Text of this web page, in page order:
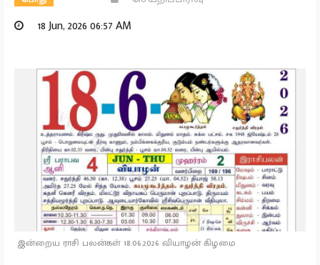
18 Jun, 2026 06:57 AM
இன்றைய ராசி பலன்கள் 18.06.2026 வியாழன் கிழமை